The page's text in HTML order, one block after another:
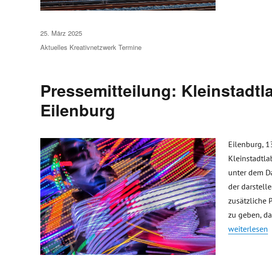
Veröffentlicht
am
25. März 2025
Aktuelles Kreativnetzwerk Termine
Pressemitteilung:
Eilenburg
Eilenburg,
unter dem
der
zusätzliche
zu geben,
weiterlesen